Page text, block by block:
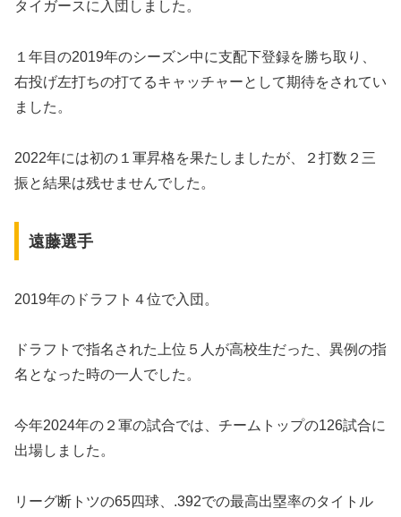
タイガースに入団しました。
１年目の2019年のシーズン中に支配下登録を勝ち取り、
右投げ左打ちの打てるキャッチャーとして期待をされてい
ました。
2022年には初の１軍昇格を果たしましたが、２打数２三
振と結果は残せませんでした。
遠藤選手
2019年のドラフト４位で入団。
ドラフトで指名された上位５人が高校生だった、異例の指
名となった時の一人でした。
今年2024年の２軍の試合では、チームトップの126試合に
出場しました。
リーグ断トツの65四球、.392での最高出塁率のタイトル